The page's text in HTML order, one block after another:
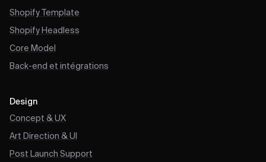
Shopify Template
Shopify Headless
Core Model
Back-end et intégrations
Design
Concept & UX
Art Direction & UI
Post Launch Support